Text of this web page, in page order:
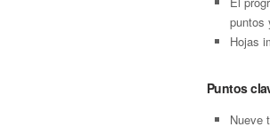
puntos
Hojas
Puntos
Nueve